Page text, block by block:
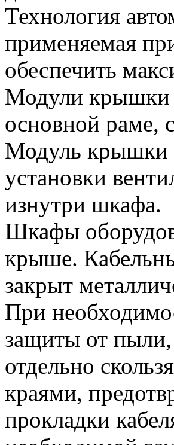
Технология
применяемая
обеспечить
Модули крышки
основной раме,
Модуль крышки
установки
изнутри шкафа.
Шкафы
крыше.
закрыт
При
защиты от
отдельно
краями,
прокладки